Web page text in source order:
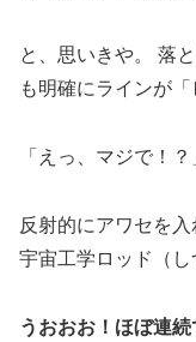
と、思いきや。 落
も明確にラインが
「えっ、マジで！？
反射的にアワセを
宇宙工学ロッド（し
うおおお！ほぼ連